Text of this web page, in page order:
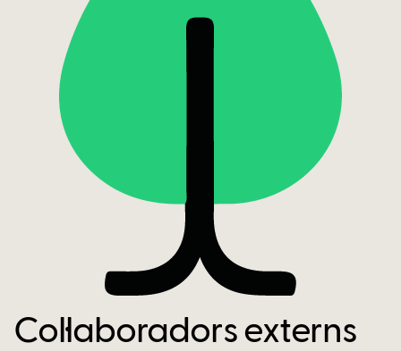
Col·laboradors externs